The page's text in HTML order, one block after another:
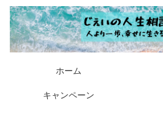
ホーム
キャンペーン